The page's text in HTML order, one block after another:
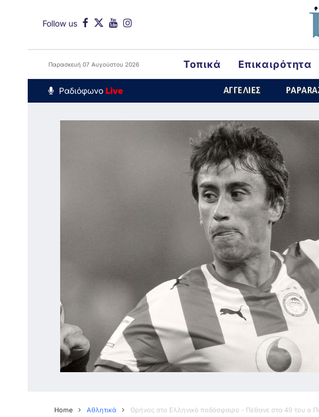
Follow us
Παρασκευή 07 Αυγούστου 2026 Τοπικά Επικαιρότητα
Around The World
Ραδιόφωνο Live ΑΓΓΕΛΙΕΣ
Home Αθλητικά Θρήνος στο Ελληνικό ποδόσφαιρο - Πέθανε στα 49 του ο